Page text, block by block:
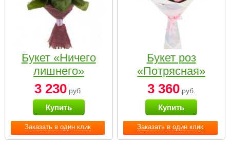
Заказать в один клик
Букет «Ничего
лишнего»
3 230 руб.
Купить
Заказать в один клик
Букет роз
«Потрясная»
3 360руб.
Купить